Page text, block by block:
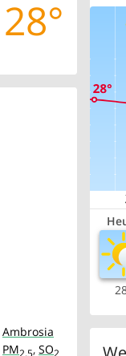
28°
Ambrosia
PM2.5, SO2